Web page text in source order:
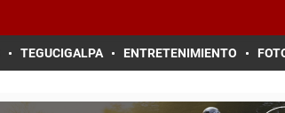
TEGUCIGALPA ENTRETENIMIENTO